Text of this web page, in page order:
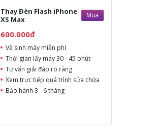
Thay Đèn Flash iPhone
XS Max
Mua
600.000đ
Vệ sinh máy miễn phí
Thời gian lấy máy 30 - 45 phút
Tư vấn giải đáp rõ ràng
Xem trực tiếp quá trình sửa chữa
Bảo hành 3 - 6 tháng